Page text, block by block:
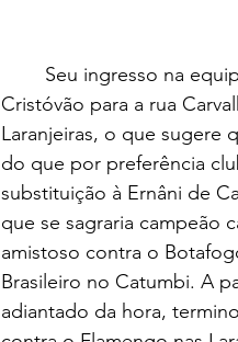
Cristóvão para a rua
Laranjeiras, o que sugere
do que por preferência
substituição à Ernâni de
que se sagraria campeão
amistoso contra o
Brasileiro no Catumbi. A
adiantado da hora,